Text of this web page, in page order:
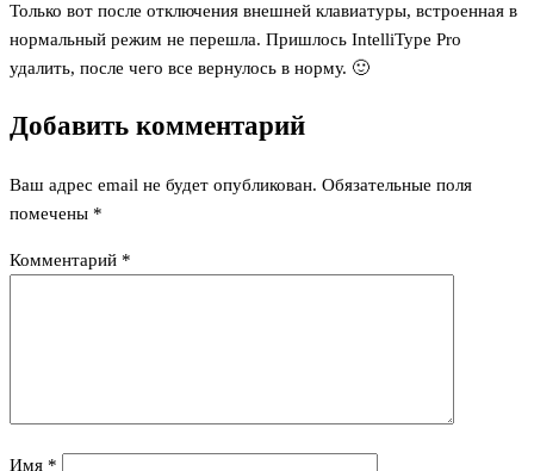
Только вот после отключения внешней клавиатуры, встроенная в
нормальный режим не перешла. Пришлось IntelliType Pro
удалить, после чего все вернулось в норму. 🙂
Добавить комментарий
Ваш адрес email не будет опубликован. Обязательные поля
помечены *
Комментарий *
Имя *